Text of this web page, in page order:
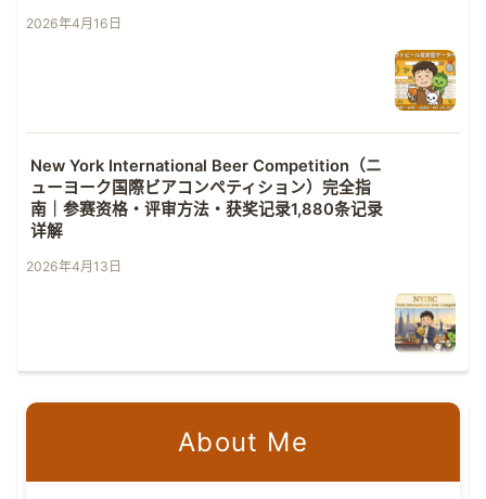
2026年4月16日
New York International Beer Competition（ニ
ューヨーク国際ビアコンペティション）完全指
南｜参赛资格・评审方法・获奖记录1,880条记录
详解
2026年4月13日
About Me